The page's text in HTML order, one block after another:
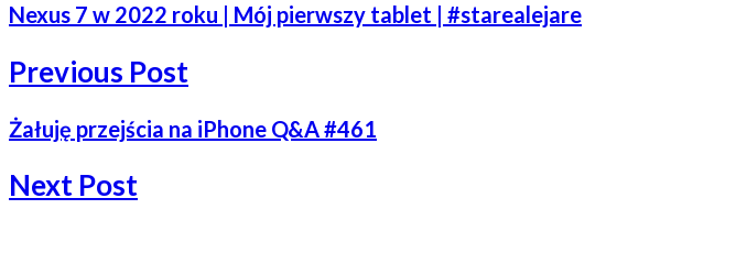
Nexus 7 w 2022 roku | Mój pierwszy tablet | #starealejare
Previous Post
Żałuję przejścia na iPhone Q&A #461
Next Post